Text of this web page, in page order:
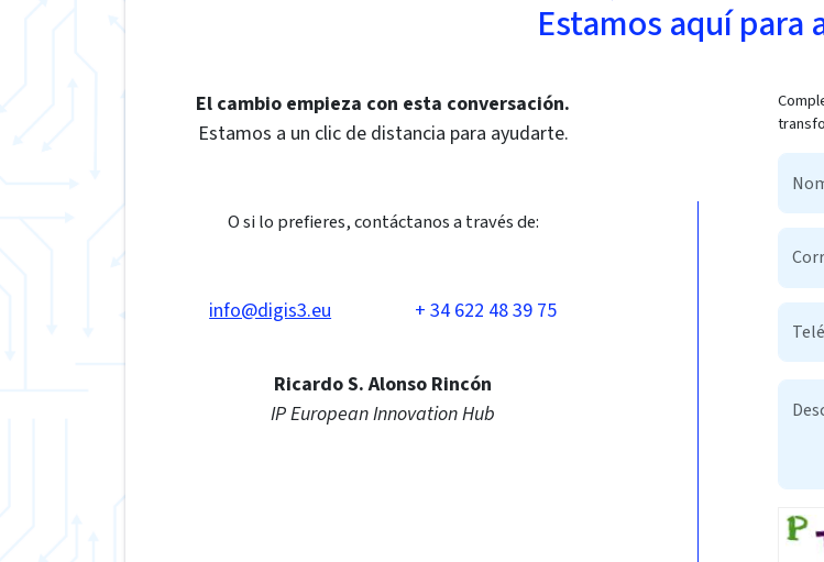
Estamos aquí para
El cambio empieza con esta conversación.
Estamos a un clic de distancia para ayudarte.
O si lo prefieres, contáctanos a través de:
info@digis3.eu + 34 622 48 39 75
Ricardo S. Alonso Rincón
IP European Innovation Hub